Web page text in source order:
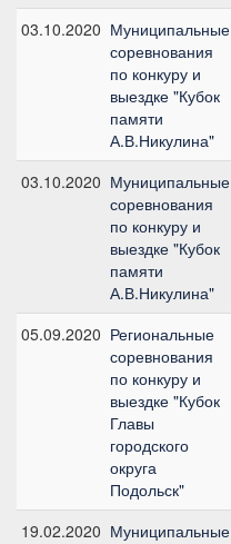
03.10.2020 Муниципальные
соревнования
по конкуру и
выездке "Кубок
памяти
А.В.Никулина"
03.10.2020 Муниципальные
соревнования
по конкуру и
выездке "Кубок
памяти
А.В.Никулина"
05.09.2020 Региональные
соревнования
по конкуру и
выездке "Кубок
Главы
городского
округа
Подольск"
19.02.2020 Муниципальные